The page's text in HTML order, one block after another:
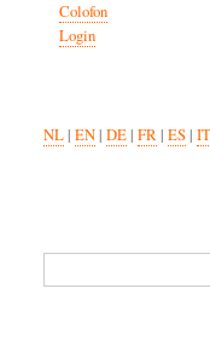
Colofon
Login
NL| EN| DE| FR| ES| IT
Zoeken